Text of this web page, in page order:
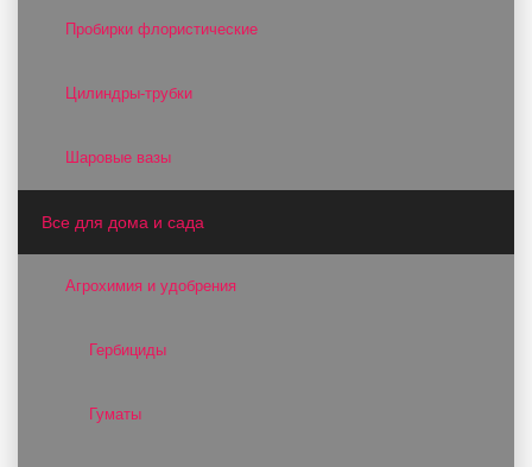
Пробирки флористические
Цилиндры-трубки
Шаровые вазы
Все для дома и сада
Агрохимия и удобрения
Гербициды
Гуматы